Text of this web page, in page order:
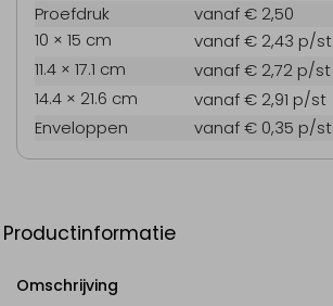
Proefdruk
vanaf € 2,50
10 × 15 cm
vanaf € 2,43 p/st
11.4 × 17.1 cm
vanaf € 2,72 p/st
14.4 × 21.6 cm
vanaf € 2,91 p/st
Enveloppen
vanaf € 0,35 p/st
Productinformatie
Omschrijving